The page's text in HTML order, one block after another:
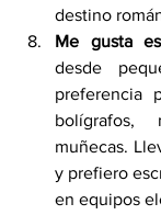
destino
Me gusta
desde
preferencia
muñecas.
y prefiero
en equipos